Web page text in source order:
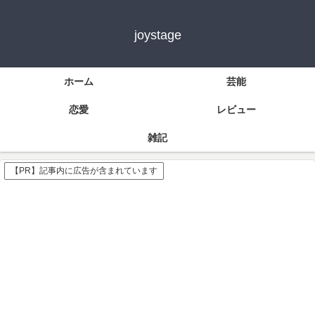
joystage
ホーム 芸能
恋愛 レビュー
雑記
【PR】記事内に広告が含まれています